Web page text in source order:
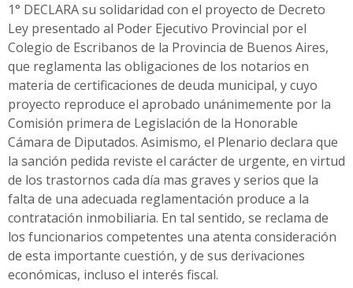
1° DECLARA su solidaridad con el proyecto de Decreto
Ley presentado al Poder Ejecutivo Provincial por el
Colegio de Escribanos de la Provincia de Buenos Aires,
que reglamenta las obligaciones de los notarios en
materia de certificaciones de deuda municipal, y cuyo
proyecto reproduce el aprobado unánimemente por la
Comisión primera de Legislación de la Honorable
Cámara de Diputados. Asimismo, el Plenario declara que
la sanción pedida reviste el carácter de urgente, en virtud
de los trastornos cada día mas graves y serios que la
falta de una adecuada reglamentación produce a la
contratación inmobiliaria. En tal sentido, se reclama de
los funcionarios competentes una atenta consideración
de esta importante cuestión, y de sus derivaciones
económicas, incluso el interés fiscal.